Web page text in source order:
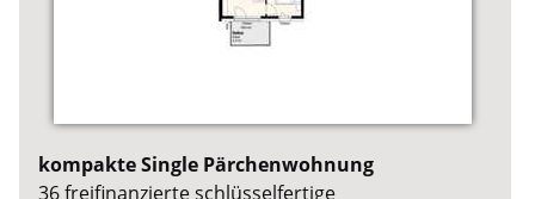
kompakte Single Pärchenwohnung
36 freifinanzierte schlüsselfertige